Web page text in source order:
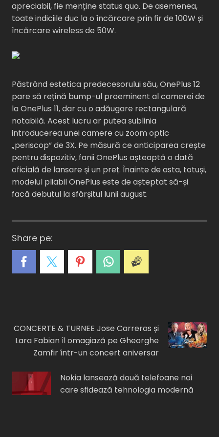
apreciabil, fie menține status quo. De asemenea,
toate indiciile duc la o încărcare prin fir de 100W și
încărcare wireless de 50W.
Păstrând estetica predecesorului său, OnePlus 12
pare să rețină bump-ul proeminent al camerei de
la OnePlus 11, dar cu o adăugare rectangulară
notabilă. Acest lucru ar putea sublinia
introducerea unei camere cu zoom optic
„periscop” de 3X. Pe măsură ce anticiparea crește
pentru dispozitiv, fanii OnePlus așteaptă o dată
oficială de lansare și un preț. Înainte de asta, totuși,
modelul pliabil OnePlus este de așteptat să-și
facă debutul la sfârșitul lunii august.
Share pe:
A C E I F
CONCERTE & TURNEE Jose Carreras și
Lara Fabian îl omagiază pe Gheorghe
Zamfir într-un concert aniversar
Nokia lansează două telefoane noi
care sfidează tehnologia modernă